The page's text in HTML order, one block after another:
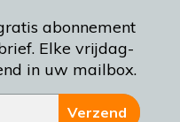
abonnement
Elke vrijdag-
in uw mailbox.
Verzend